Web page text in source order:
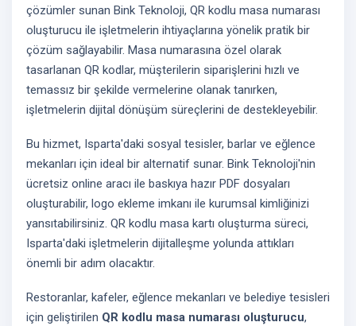
çözümler sunan Bink Teknoloji, QR kodlu masa numarası
oluşturucu ile işletmelerin ihtiyaçlarına yönelik pratik bir
çözüm sağlayabilir. Masa numarasına özel olarak
tasarlanan QR kodlar, müşterilerin siparişlerini hızlı ve
temassız bir şekilde vermelerine olanak tanırken,
işletmelerin dijital dönüşüm süreçlerini de destekleyebilir.
Bu hizmet, Isparta'daki sosyal tesisler, barlar ve eğlence
mekanları için ideal bir alternatif sunar. Bink Teknoloji'nin
ücretsiz online aracı ile baskıya hazır PDF dosyaları
oluşturabilir, logo ekleme imkanı ile kurumsal kimliğinizi
yansıtabilirsiniz. QR kodlu masa kartı oluşturma süreci,
Isparta'daki işletmelerin dijitalleşme yolunda attıkları
önemli bir adım olacaktır.
Restoranlar, kafeler, eğlence mekanları ve belediye tesisleri
için geliştirilen QR kodlu masa numarası oluşturucu,